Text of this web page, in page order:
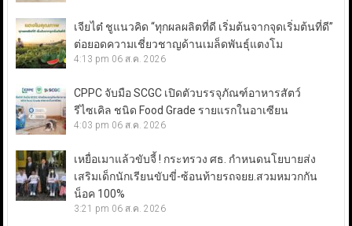
เจียไต๋ ชูแนวคิด “ทุกผลผลิตที่ดี เริ่มต้นจากจุดเริ่มต้นที่ดี”
ต่อยอดความเชี่ยวชาญด้านเมล็ดพันธุ์แตงโม
4:13 pm 06 ส.ค. 2026
CPPC จับมือ SCGC เปิดตัวบรรจุภัณฑ์อาหารสัตว์
รีไซเคิล ชนิด Food Grade รายแรกในอาเซียน
4:03 pm 06 ส.ค. 2026
เหยื่อเมาแล้วขับจี้ ! กระทรวง ศธ. กำหนดนโยบายส่ง
เสริมเด็กนักเรียนขับขี่-ซ้อนท้ายรถจยย.สวมหมวกกัน
น็อค 100%
3:21 pm 06 ส.ค. 2026